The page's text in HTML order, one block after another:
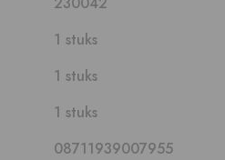
1 stuks
1 stuks
1 stuks
08711939007955